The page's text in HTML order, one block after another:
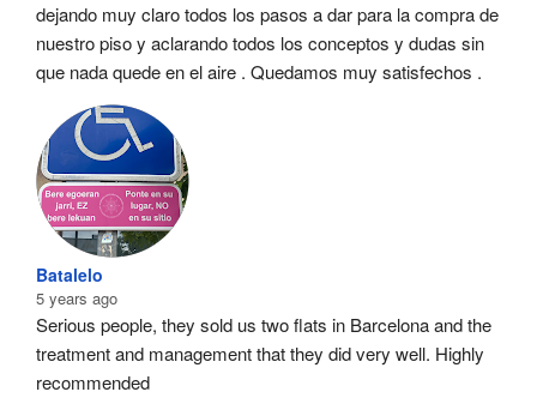
dejando muy claro todos los pasos a dar para la compra de
nuestro piso y aclarando todos los conceptos y dudas sin
que nada quede en el aire . Quedamos muy satisfechos .
Batalelo
5 years ago
Serious people, they sold us two flats in Barcelona and the
treatment and management that they did very well. Highly
recommended